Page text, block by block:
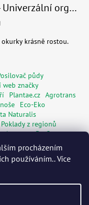
procházením
používáním.. Více
Mesiho žížalí čaj 1 l - Univerzální organické hnojivo
krásně rostou.
půdy
značky
Plantae.cz Agrotrans
Eco-Eko
Naturalis
Poklady z regionů
Agentura De Costy
Květinářství Mia s.r.o.
WORMÁK